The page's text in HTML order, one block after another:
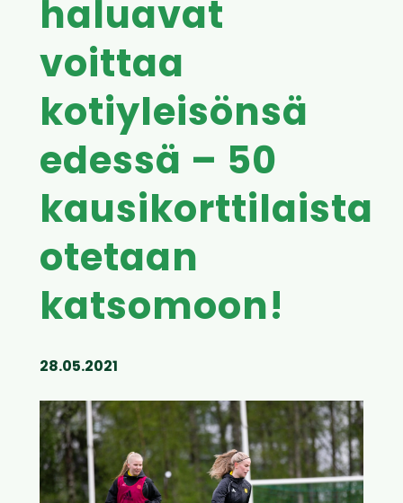
haluavat
voittaa
kotiyleisönsä
edessä – 50
kausikorttilaista
otetaan
katsomoon!
28.05.2021